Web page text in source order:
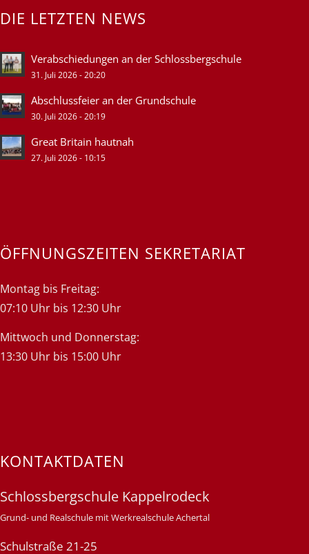
DIE LETZTEN NEWS
Verabschiedungen an der Schlossbergschule
31. Juli 2026 - 20:20
Abschlussfeier an der Grundschule
30. Juli 2026 - 20:19
Great Britain hautnah
27. Juli 2026 - 10:15
ÖFFNUNGSZEITEN SEKRETARIAT
Montag bis Freitag:
07:10 Uhr bis 12:30 Uhr
Mittwoch und Donnerstag:
13:30 Uhr bis 15:00 Uhr
KONTAKTDATEN
Schlossbergschule Kappelrodeck
Grund- und Realschule mit Werkrealschule Achertal
Schulstraße 21-25